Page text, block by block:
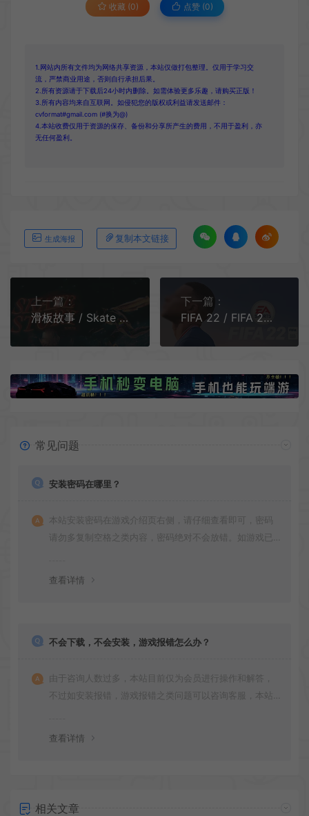
收藏 (0) 点赞 (0)
1.网站内所有文件均为网络共享资源，本站仅做打包整理。仅用于学习交
流，严禁商业用途，否则自行承担后果。
2.所有资源请于下载后24小时内删除。如需体验更多乐趣，请购买正版！
3.所有内容均来自互联网。如侵犯您的版权或利益请发送邮件：
cvformat#gmail.com (#换为@)
4.本站收费仅用于资源的保存、备份和分享所产生的费用，不用于盈利，亦
无任何盈利。
生成海报 复制本文链接
上一篇：
滑板故事 / Skate Story 超现实迷幻动作体育游戏
下一篇：
FIFA 22 / FIFA 22 足球体育运动游戏
常见问题
安装密码在哪里？
本站安装密码在游戏介绍页右侧，请仔细查看即可，密码
请勿多复制空格之类内容，密码绝对不会放错。如游戏已
查看详情
不会下载，不会安装，游戏报错怎么办？
由于咨询人数过多，本站目前仅为会员进行操作和解答，
不过如安装报错，游戏报错之类问题可以咨询客服，本站
查看详情
相关文章